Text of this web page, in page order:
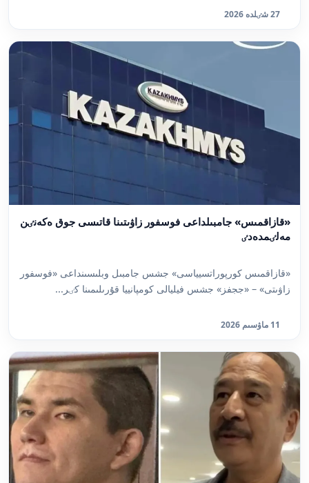
27 شٸلدە 2026
«قازاقمىس» جامبىلداعى فوسفور زاۋىتىنا قاتىسى جوق ەكەنٸن
مەلٸمدەدٸ
«قازاقمىس كورپوراتسيياسى» جشس جامبىل وبلىسىنداعى «فوسفور
زاۋىتى» – «ججفز» جشس فيليالى كومپانييا قۇرىلىمىنا كٸر...
11 ماۋسىم 2026